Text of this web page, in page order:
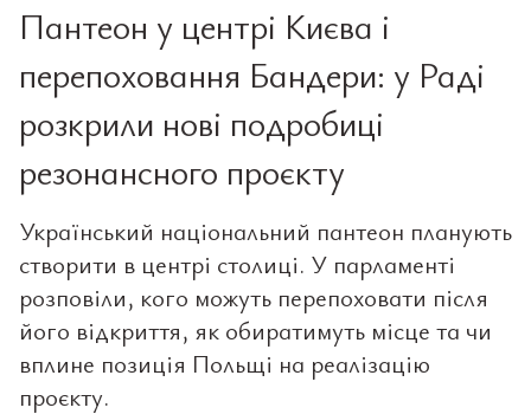
Пантеон у центрі Києва і
перепоховання Бандери: у Раді
розкрили нові подробиці
резонансного проєкту
Український національний пантеон планують
створити в центрі столиці. У парламенті
розповіли, кого можуть перепоховати після
його відкриття, як обиратимуть місце та чи
вплине позиція Польщі на реалізацію
проєкту.